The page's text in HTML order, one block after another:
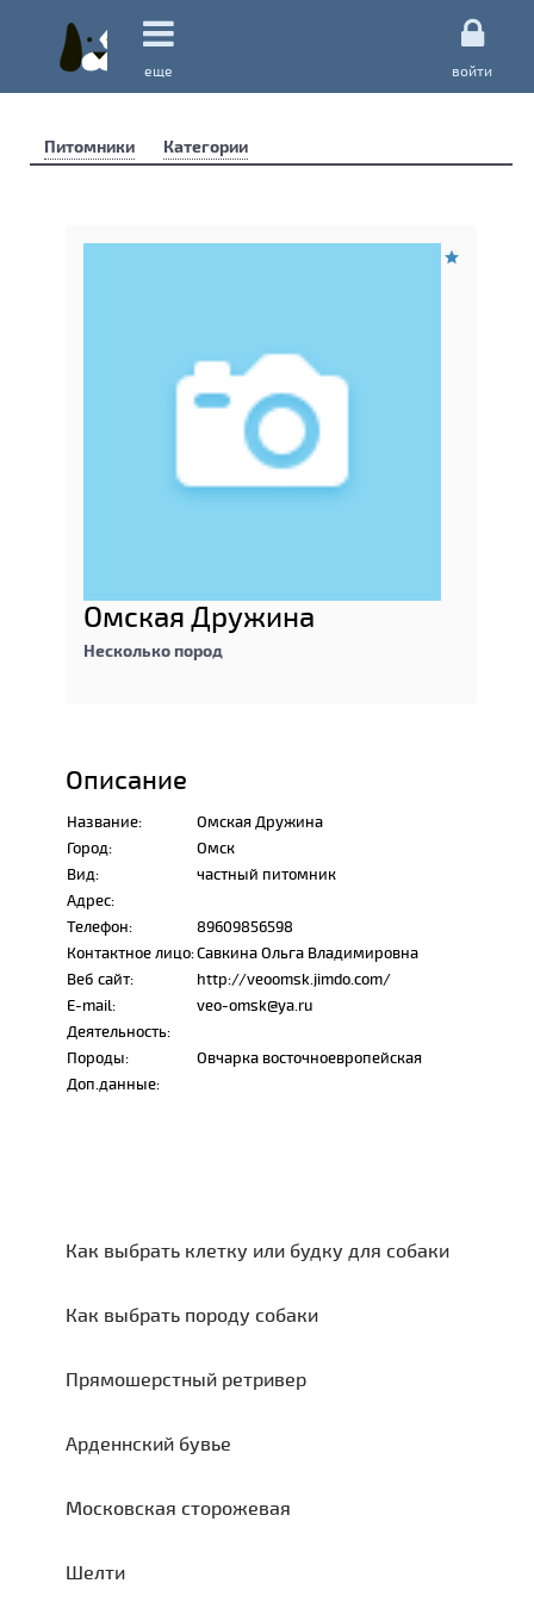
еще войти
Питомники Категории
Омская Дружина
Несколько пород
Описание
Название:
Омская Дружина
Город:
Омск
Вид:
частный питомник
Адрес:
Телефон:
89609856598
Контактное лицо:Савкина Ольга Владимировна
Веб сайт:
http://veoomsk.jimdo.com/
E-mail:
veo-omsk@ya.ru
Деятельность:
Породы:
Овчарка восточноевропейская
Доп.данные:
Как выбрать клетку или будку для собаки
Как выбрать породу собаки
Прямошерстный ретривер
Арденнский бувье
Московская сторожевая
Шелти